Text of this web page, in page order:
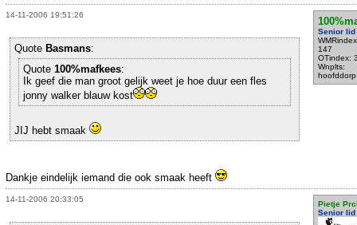
14-11-2006 19:51:26
Senior lid
147
OTindex:
Wnplts:
hoofddorp
Quote Basmans:
Quote 100%mafkees:
Ik geef die man groot gelijk weet je hoe duur een fles
jonny walker blauw kost
JIJ hebt smaak
Dankje eindelijk iemand die ook smaak heeft
14-11-2006 20:33:05
Pietje
Senior lid